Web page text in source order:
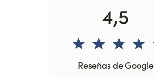
4,5
Reseñas de Google